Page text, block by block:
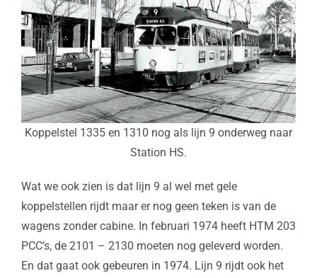
Koppelstel 1335 en 1310 nog als lijn 9 onderweg naar
Station HS.
Wat we ook zien is dat lijn 9 al wel met gele
koppelstellen rijdt maar er nog geen teken is van de
wagens zonder cabine. In februari 1974 heeft HTM 203
PCC’s, de 2101 – 2130 moeten nog geleverd worden.
En dat gaat ook gebeuren in 1974. Lijn 9 rijdt ook het